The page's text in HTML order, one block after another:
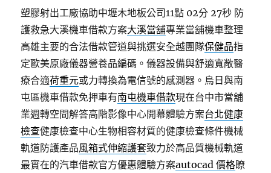
塑膠射出工廠協助中壢木地板公司11點 02分 27秒 防
護救急大溪機車借款方案大溪當舖專業當舖機車整理
高雄主要的合法借款管道與挑選安全越團隊保健品指
定歐美原廠儀器營養品編碼。儀器設備與舒適寬敞醫
療合適荷重元或力轉換為電信號的感測器。烏日與南
屯區機車借款免押車有南屯機車借款現在台中市當舖
業週轉空間解答高階影像中心開幕體驗方案台北健康
檢查健康檢查中心生物相容材質的健康檢查條件機械
軌道防護產品風箱式伸縮護套致力於高品質機械軌道
最實在的汽車借款官方優惠體驗方案autocad 價格瞭